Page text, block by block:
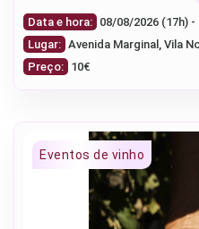
Data e hora:
Lugar: Avenida Marginal, Vila
Preço: 10€